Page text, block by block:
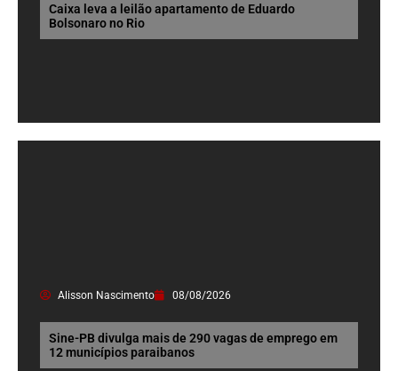
Caixa leva a leilão apartamento de Eduardo
Bolsonaro no Rio
Alisson Nascimento 08/08/2026
Sine-PB divulga mais de 290 vagas de emprego em
12 municípios paraibanos